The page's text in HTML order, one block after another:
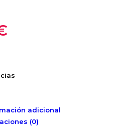
adicional
(0)